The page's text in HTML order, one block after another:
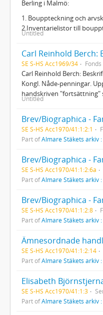
Berling i Malmö:
1. Bouppteckning och
2.Inventarielistor till
Untitled
SE S-HS Acc1969/34 Fonds
Carl Reinhold Berch:
Kongl. Nåde-penningar.
handskriven "fortsättning"
Untitled
Brev/Biographica -
SE S-HS Acc1970/41:1:2:1
Part ofAlmare Stäkets arkiv
Brev/Biographica -
SE S-HS Acc1970/41:1:2:6a
Part ofAlmare Stäkets arkiv
Brev/Biographica -
SE S-HS Acc1970/41:1:2:8
Part ofAlmare Stäkets arkiv
SE S-HS Acc1970/41:1:2:14
Part ofAlmare Stäkets arkiv
Elisabeth
SE S-HS Acc1970/41:1:3
Part ofAlmare Stäkets arkiv